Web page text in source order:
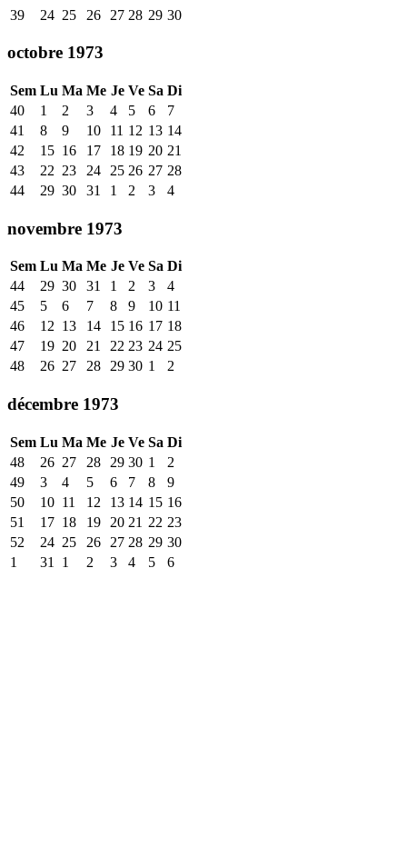
39
24 25 26 27 28 29 30
octobre 1973
Sem Lu Ma Me Je Ve Sa Di
40
1 2 3 4 5 6
7
41
8 9 10 11 12 13 14
42
15 16 17 18 19 20 21
43
22 23 24 25 26 27 28
44
29 30 31 1 2 3 4
novembre 1973
Sem Lu Ma Me Je Ve Sa Di
44
29 30 31 1 2 3
4
45
5 6 7 8 9 10 11
46
12 13 14 15 16 17 18
47
19 20 21 22 23 24 25
48
26 27 28 29 30 1 2
décembre 1973
Sem Lu Ma Me Je Ve Sa Di
48
26 27 28 29 30 1
2
49
3 4 5 6 7 8
9
50
10 11 12 13 14 15 16
51
17 18 19 20 21 22 23
52
24 25 26 27 28 29 30
1
31 1 2 3 4 5 6